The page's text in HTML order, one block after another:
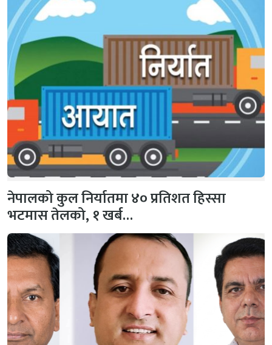
नेपालको कुल निर्यातमा ४० प्रतिशत हिस्सा
भटमास तेलको, १ खर्ब…